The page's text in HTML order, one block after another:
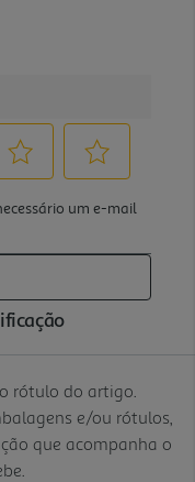
rótulo do artigo.
e/ou rótulos,
que acompanha o